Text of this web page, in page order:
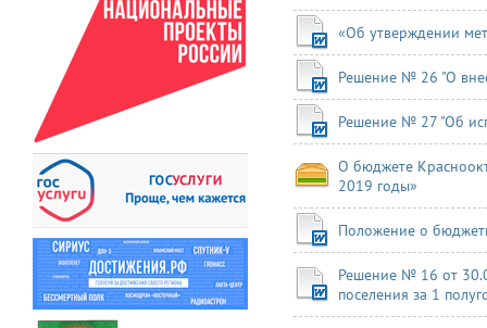
«Об утверждении
Решение № 26 "О
Решение № 27 "Об
О бюджете
2019 годы»
Положение о
Решение № 16 от
поселения за 1